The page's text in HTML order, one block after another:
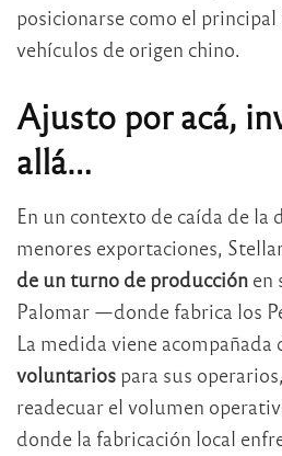
posicionarse como el
vehículos de origen chino.
Ajusto por acá,
allá…
En un contexto de caída de la
menores exportaciones,
de un turno de producción en
Palomar —donde fabrica los
La medida viene acompañada
voluntarios para sus
readecuar el volumen
donde la fabricación local